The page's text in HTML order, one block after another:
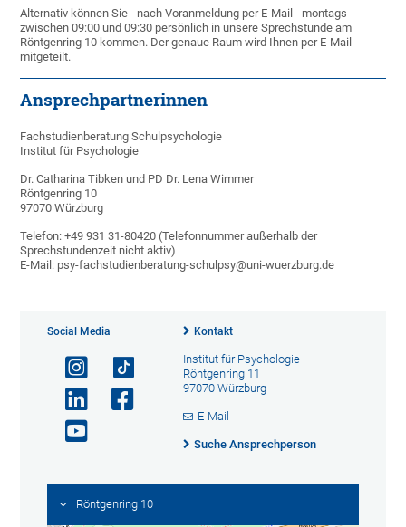
Alternativ können Sie - nach Voranmeldung per E-Mail - montags
zwischen 09:00 und 09:30 persönlich in unsere Sprechstunde am
Röntgenring 10 kommen. Der genaue Raum wird Ihnen per E-Mail
mitgeteilt.
Ansprechpartnerinnen
Fachstudienberatung Schulpsychologie
Institut für Psychologie
Dr. Catharina Tibken und PD Dr. Lena Wimmer
Röntgenring 10
97070 Würzburg
Telefon: +49 931 31-80420 (Telefonnummer außerhalb der
Sprechstundenzeit nicht aktiv)
E-Mail: psy-fachstudienberatung-schulpsy@uni-wuerzburg.de
Social Media Kontakt
Institut für Psychologie
Röntgenring 11
97070 Würzburg
E-Mail
Suche Ansprechperson
Röntgenring 10